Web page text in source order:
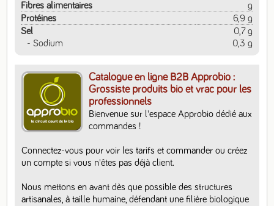
Fibres alimentaires
g
Protéines
6,9 g
Sel
0,7 g
- Sodium
0,3 g
Catalogue en ligne B2B Approbio :
Grossiste produits bio et vrac pour les
professionnels
Bienvenue sur l'espace Approbio dédié aux
commandes !
Connectez-vous pour voir les tarifs et commander ou créez
un compte si vous n'êtes pas déjà client.
Nous mettons en avant dès que possible des structures
artisanales, à taille humaine, défendant une filière biologique